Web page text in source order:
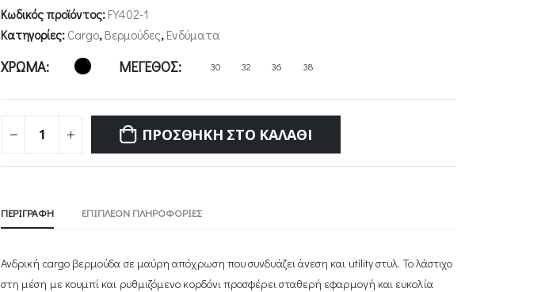
was:
28,00€.
τιμή
είναι:
25,00€.
Κωδικός προϊόντος: FY402-1
Κατηγορίες: Cargo, Βερμούδες, Ενδύματα
ΧΡΩΜΑ ΜΕΓΕΘΟΣ 30 32 36 38
ΠΡΟΣΘΉΚΗ ΣΤΟ ΚΑΛΆΘΙ
ΠΕΡΙΓΡΑΦΉ ΕΠΙΠΛΈΟΝ ΠΛΗΡΟΦΟΡΊΕΣ
Ανδρική cargo βερμούδα σε μαύρη απόχρωση που συνδυάζει άνεση και utility στυλ. Το λάστιχο
στη μέση με κουμπί και ρυθμιζόμενο κορδόνι προσφέρει σταθερή εφαρμογή και ευκολία